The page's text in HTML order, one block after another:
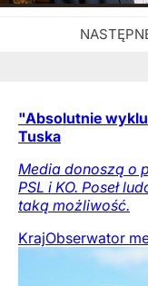
"Absolutnie
Tuska
Media donoszą o
PSL i KO. Poseł
taką możliwość.
KrajObserwator